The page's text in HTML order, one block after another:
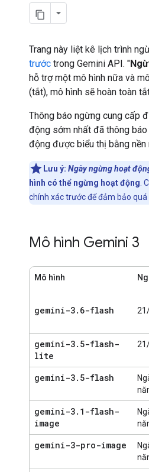
Trang này liệt kê lịch trình
trước trong Gemini API. "
hỗ trợ một mô hình nữa và
(tắt), mô hình sẽ hoàn toàn
Thông báo ngừng cung cấp
động sớm nhất đã thông
động được biểu thị bằng nền
Lưu ý: Ngày ngừng hoạt
hình có thể ngừng hoạt động .
chính xác trước để đảm bảo
Mô hình Gemini 3
Mô hình
gemini-3. 6-flash
gemini-3. 5-flash-
lite
gemini-3. 5-flash
gemini-3. 1-flash-
image
gemini-3-pro-image